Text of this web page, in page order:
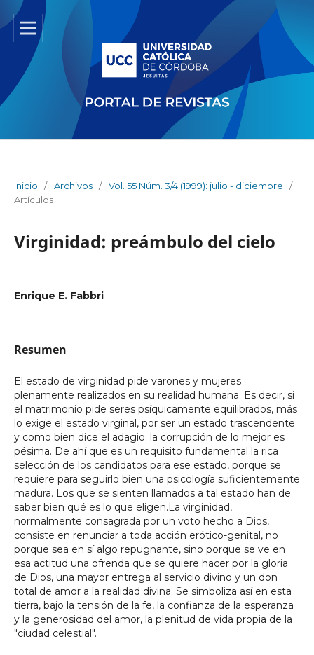
Inicio / Archivos / Vol. 55 Núm. 3/4 (1999): julio - diciembre
/
Artículos
Virginidad: preámbulo del cielo
Enrique E. Fabbri
Resumen
El estado de virginidad pide varones y mujeres
plenamente realizados en su realidad humana. Es decir, si
el matrimonio pide seres psíquicamente equilibrados, más
lo exige el estado virginal, por ser un estado trascendente
y como bien dice el adagio: la corrupción de lo mejor es
pésima. De ahí que es un requisito fundamental la rica
selección de los candidatos para ese estado, porque se
requiere para seguirlo bien una psicología suficientemente
madura. Los que se sienten llamados a tal estado han de
saber bien qué es lo que eligen.La virginidad,
normalmente consagrada por un voto hecho a Dios,
consiste en renunciar a toda acción erótico-genital, no
porque sea en sí algo repugnante, sino porque se ve en
esa actitud una ofrenda que se quiere hacer por la gloria
de Dios, una mayor entrega al servicio divino y un don
total de amor a la realidad divina. Se simboliza así en esta
tierra, bajo la tensión de la fe, la confianza de la esperanza
y la generosidad del amor, la plenitud de vida propia de la
"ciudad celestial".